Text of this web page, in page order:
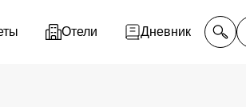
Отели Дневник